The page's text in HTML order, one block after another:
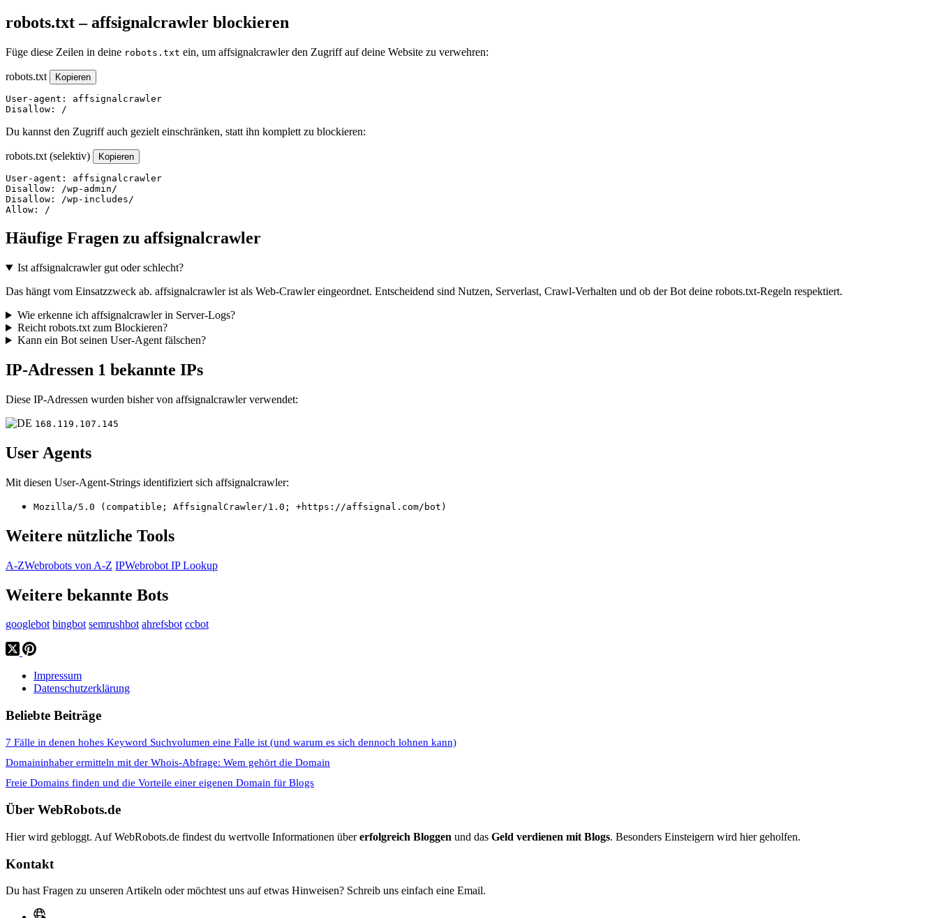
robots.txt – affsignalcrawler blockieren
Füge diese Zeilen in deine robots.txt ein, um affsignalcrawler den Zugriff auf deine Website zu verwehren:
robots.txt Kopieren
User-agent: affsignalcrawler
Disallow: /
Du kannst den Zugriff auch gezielt einschränken, statt ihn komplett zu blockieren:
robots.txt (selektiv) Kopieren
User-agent: affsignalcrawler
Disallow: /wp-admin/
Disallow: /wp-includes/
Allow: /
Häufige Fragen zu affsignalcrawler
Ist affsignalcrawler gut oder schlecht?
Das hängt vom Einsatzzweck ab. affsignalcrawler ist als Web-Crawler eingeordnet. Entscheidend sind Nutzen, Serverlast, Crawl-Verhalten und ob der Bot deine robots.txt-Regeln respektiert.
Wie erkenne ich affsignalcrawler in Server-Logs?
Reicht robots.txt zum Blockieren?
Kann ein Bot seinen User-Agent fälschen?
IP-Adressen 1 bekannte IPs
Diese IP-Adressen wurden bisher von affsignalcrawler verwendet:
168.119.107.145
User Agents
Mit diesen User-Agent-Strings identifiziert sich affsignalcrawler:
Mozilla/5.0 (compatible; AffsignalCrawler/1.0; +https://affsignal.com/bot)
Weitere nützliche Tools
A-ZWebrobots von A-Z IPWebrobot IP Lookup
Weitere bekannte Bots
googlebot bingbot semrushbot ahrefsbot ccbot
Impressum
Datenschutzerklärung
Beliebte Beiträge
7 Fälle in denen hohes Keyword Suchvolumen eine Falle ist (und warum es sich dennoch lohnen kann)
Domaininhaber ermitteln mit der Whois-Abfrage: Wem gehört die Domain
Freie Domains finden und die Vorteile einer eigenen Domain für Blogs
Über WebRobots.de
Hier wird gebloggt. Auf WebRobots.de findest du wertvolle Informationen übererfolgreich Bloggen und das Geld verdienen mit Blogs. Besonders Einsteigern wird hier geholfen.
Kontakt
Du hast Fragen zu unseren Artikeln oder möchtest uns auf etwas Hinweisen? Schreib uns einfach eine Email.